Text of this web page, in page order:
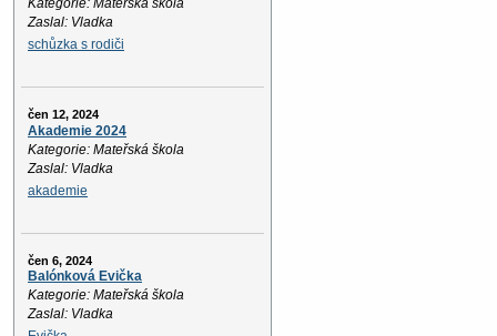
Kategorie: Mateřská škola
Zaslal: Vladka
schůzka s rodiči
čen 12, 2024
Akademie 2024
Kategorie: Mateřská škola
Zaslal: Vladka
akademie
čen 6, 2024
Balónková Evička
Kategorie: Mateřská škola
Zaslal: Vladka